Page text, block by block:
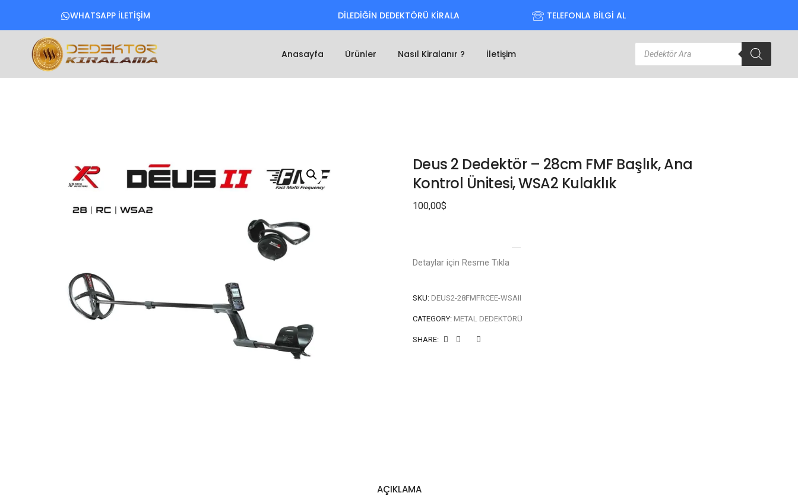
WHATSAPP İLETİŞİM DİLEDİĞİN DEDEKTÖRÜ KİRALA TELEFONLA BİLGİ AL
Anasayfa Ürünler Nasıl Kiralanır ? İletişim
Deus 2 Dedektör – 28cm FMF Başlık, Ana
Kontrol Ünitesi, WSA2 Kulaklık
100,00$
Detaylar için Resme Tıkla
SKU: DEUS2-28FMFRCEE-WSAII
CATEGORY: METAL DEDEKTÖRÜ
SHARE:
AÇIKLAMA